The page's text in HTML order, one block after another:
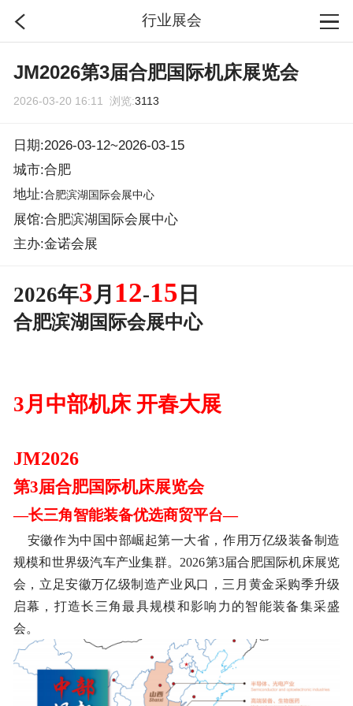
行业展会
JM2026第3届合肥国际机床展览会
2026-03-20 16:11 浏览:3113
日期:2026-03-12~2026-03-15
城市:合肥
地址:合肥滨湖国际会展中心
展馆:合肥滨湖国际会展中心
主办:金诺会展
2026年3月 12-15 日
合肥滨湖国际会展中心
3月中部机床 开春大展
JM2026
第3届合肥国际机床展览会
—长三角智能装备优选商贸平台—
安徽作为中国中部崛起第一大省，作用万亿级装备制造
规模和世界级汽车产业集群。 2026第3届合肥国际机床展览
会，立足安徽万亿级制造产业风口，三月黄金采购季升级
启幕，打造长三角最具规模和影响力的智能装备集采盛
会。